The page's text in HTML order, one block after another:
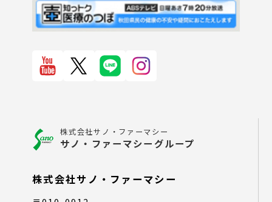
株式会社サノ・ファーマシー
サノ・ファーマシーグループ
株式会社サノ・ファーマシー